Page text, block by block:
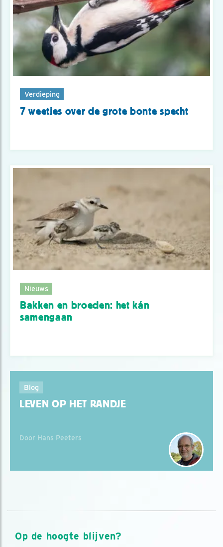
Verdieping
7 weetjes over de grote bonte specht
Nieuws
Bakken en broeden: het kán
samengaan
Blog
LEVEN OP HET RANDJE
Door Hans Peeters
Op de hoogte blijven?